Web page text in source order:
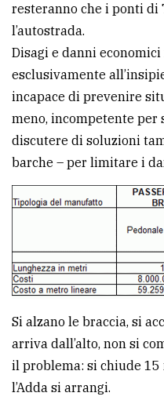
PRIVACY
Privacy
policy
Cookie
resteranno che i ponti di
l’autostrada.
Disagi e danni
esclusivamente
incapace di prevenire
meno, incompetente per
discutere di soluzioni
barche – per limitare i
Si alzano le braccia, si
arriva dall’alto, non si
il problema: si chiude 15
l’Adda si arrangi.